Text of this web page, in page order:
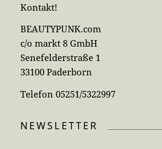
Kontakt!
BEAUTYPUNK.com
c/o markt 8 GmbH
Senefelderstraße 1
33100 Paderborn
Telefon 05251/5322997
NEWSLETTER